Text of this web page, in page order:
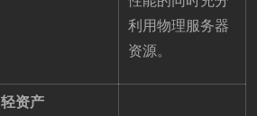
利用物理服务器
资源。
轻资产